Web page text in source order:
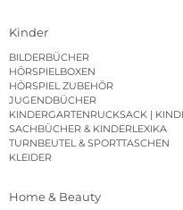
Kinder
BILDERBÜCHER
HÖRSPIELBOXEN
HÖRSPIEL ZUBEHÖR
JUGENDBÜCHER
SACHBÜCHER & KINDERLEXIKA
TURNBEUTEL & SPORTTASCHEN
KLEIDER
Home & Beauty